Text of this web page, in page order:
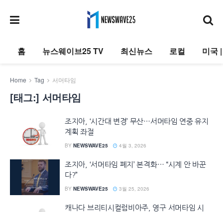
홈 뉴스웨이브25 TV 최신뉴스 로컬 미국
Home Tag 서머타임
[태그:] 서머타임
조지아, ‘시간대 변경’ 무산…서머타임 연중 유지
계획 좌절
BY NEWSWAVE25 4월 3, 2026
조지아, ‘서머타임 폐지’ 본격화… “시계 안 바꾼
다?”
BY NEWSWAVE25 3월 25, 2026
캐나다 브리티시컬럼비아주, 영구 서머타임 시